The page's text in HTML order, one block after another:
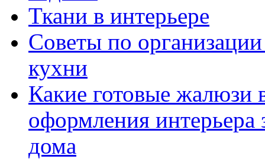
Ткани в интерьере
Советы по
кухни
Какие готовые жалюзи
оформления интерьера
дома